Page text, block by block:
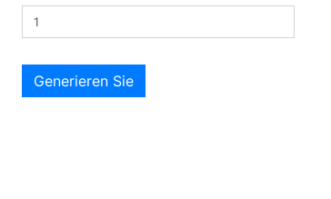
Generieren Sie